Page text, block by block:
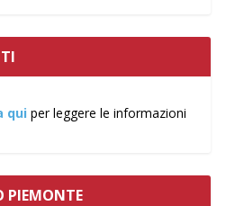
qui per leggere le informazioni
PIEMONTE